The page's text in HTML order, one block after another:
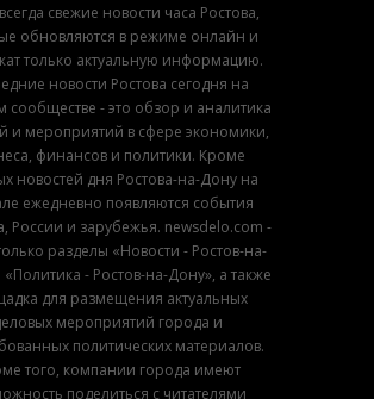
свежие новости часа Ростова,
обновляются в режиме онлайн и
только актуальную информацию.
новости Ростова сегодня на
сообществе - это обзор и аналитика
и мероприятий в сфере экономики,
финансов и политики. Кроме
новостей дня Ростова-на-Дону на
ежедневно появляются события
России и зарубежья. newsdelo.com -
разделы «Новости - Ростов-на-
- Ростов-на-Дону», а также
для размещения актуальных
мероприятий города и
политических материалов.
того, компании города имеют
поделиться с читателями